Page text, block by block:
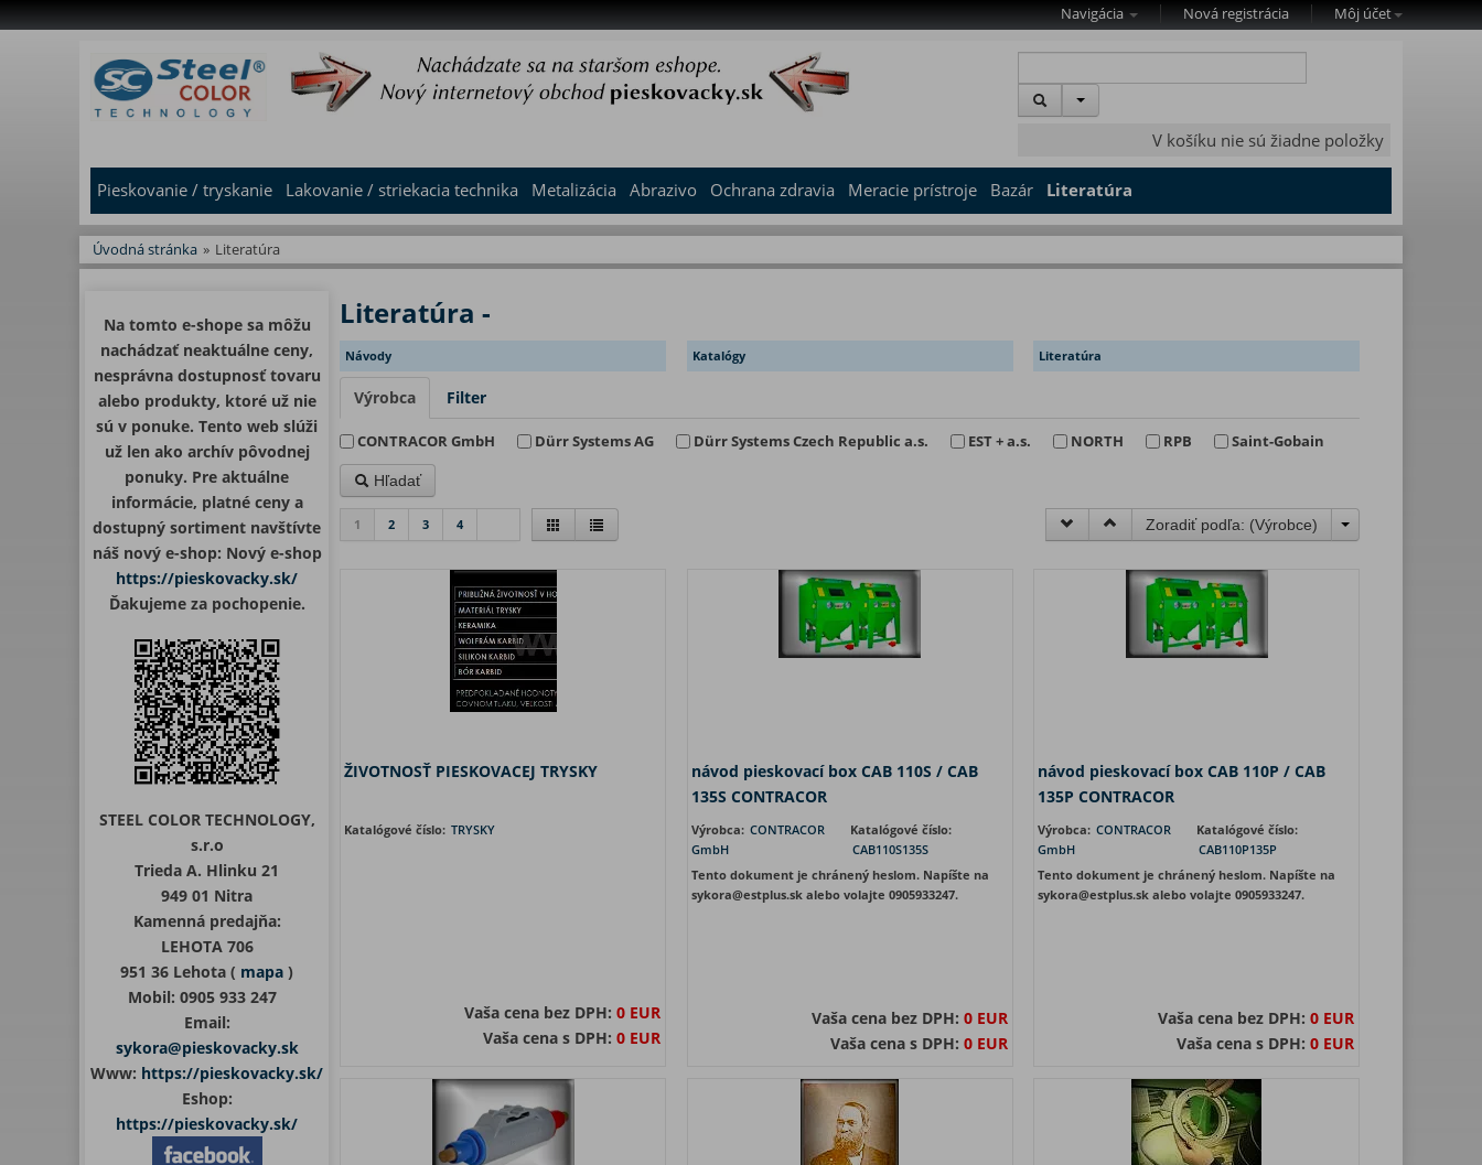
Navigácia Nová registrácia Môj účet
V košíku nie sú žiadne položky
Pieskovanie / tryskanie Lakovanie / striekacia technika Metalizácia Abrazivo Ochrana zdravia Meracie prístroje Bazár Literatúra
Úvodná stránka » Literatúra
Na tomto e-shope sa môžu
nachádzať neaktuálne ceny,
nesprávna dostupnosť tovaru
alebo produkty, ktoré už nie
sú v ponuke. Tento web slúži
už len ako archív pôvodnej
ponuky. Pre aktuálne
informácie, platné ceny a
dostupný sortiment navštívte
náš nový e-shop: Nový e-shop
https://pieskovacky.sk/
Ďakujeme za pochopenie.
STEEL COLOR TECHNOLOGY,
s.r.o
Trieda A. Hlinku 21
949 01 Nitra
Kamenná predajňa:
LEHOTA 706
951 36 Lehota ( mapa )
Mobil: 0905 933 247
Email:
sykora@pieskovacky.sk
Www: https://pieskovacky.sk/
Eshop:
https://pieskovacky.sk/
Literatúra -
Návody Katalógy Literatúra
Výrobca Filter
CONTRACOR GmbH Dürr Systems AG Dürr Systems Czech Republic a.s. EST + a.s. NORTH RPB Saint-Gobain
Hľadať
1 2 3 4 Zoradiť podľa: (Výrobce)
ŽIVOTNOSŤ PIESKOVACEJ TRYSKY
Katalógové číslo: TRYSKY
Vaša cena bez DPH: 0 EUR
Vaša cena s DPH: 0 EUR
návod pieskovací box CAB 110S / CAB
135S CONTRACOR
Výrobca: CONTRACOR
GmbH
Katalógové číslo:
CAB110S135S
Tento dokument je chránený heslom. Napíšte na
sykora@estplus.sk alebo volajte 0905933247.
Vaša cena bez DPH: 0 EUR
Vaša cena s DPH: 0 EUR
návod pieskovací box CAB 110P / CAB
135P CONTRACOR
Výrobca: CONTRACOR
GmbH
Katalógové číslo:
CAB110P135P
Tento dokument je chránený heslom. Napíšte na
sykora@estplus.sk alebo volajte 0905933247.
Vaša cena bez DPH: 0 EUR
Vaša cena s DPH: 0 EUR